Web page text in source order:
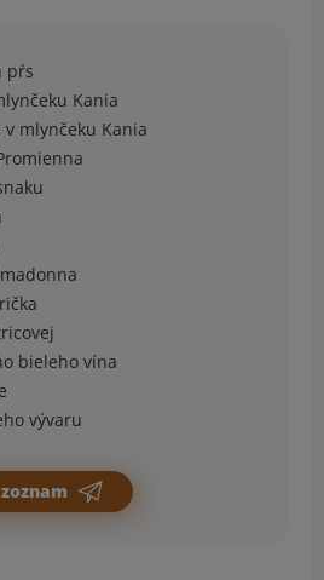
pŕs
Kania
mlynčeku Kania
bieleho vína
vývaru